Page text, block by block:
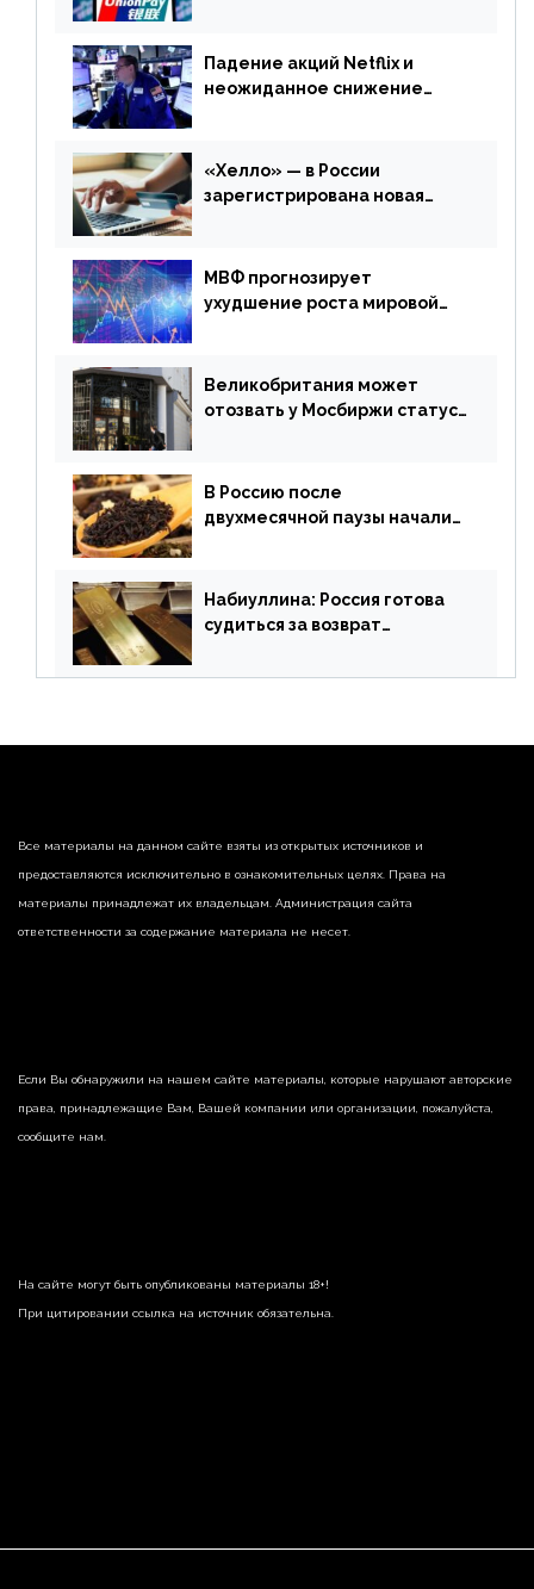
Падение акций Netflix и
неожиданное снижение
апреля
«Хелло» — в России
зарегистрирована новая
МВФ прогнозирует
ухудшение роста мировой
апреля
Великобритания может
отозвать у Мосбиржи статус
В Россию после
двухмесячной паузы начали
Набиуллина: Россия готова
судиться за возврат
страны
Все материалы на данном сайте взяты из открытых источников и
предоставляются исключительно в ознакомительных целях. Права на
материалы принадлежат их владельцам. Администрация сайта
ответственности за содержание материала не несет.
Если Вы обнаружили на нашем сайте материалы, которые нарушают авторские
права, принадлежащие Вам, Вашей компании или организации, пожалуйста,
сообщите нам.
На сайте могут быть опубликованы материалы 18+!
При цитировании ссылка на источник обязательна.